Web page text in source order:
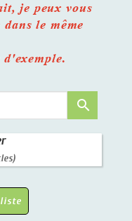
je peux vous
le même
search